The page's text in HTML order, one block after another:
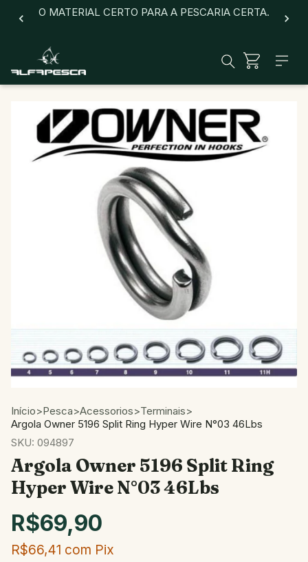
O MATERIAL CERTO PARA A PESCARIA CERTA.
Início>Pesca>Acessorios>Terminais>
Argola Owner 5196 Split Ring Hyper Wire N°03 46Lbs
SKU: 094897
Argola Owner 5196 Split Ring
Hyper Wire N°03 46Lbs
R$69,90
R$66,41 com Pix